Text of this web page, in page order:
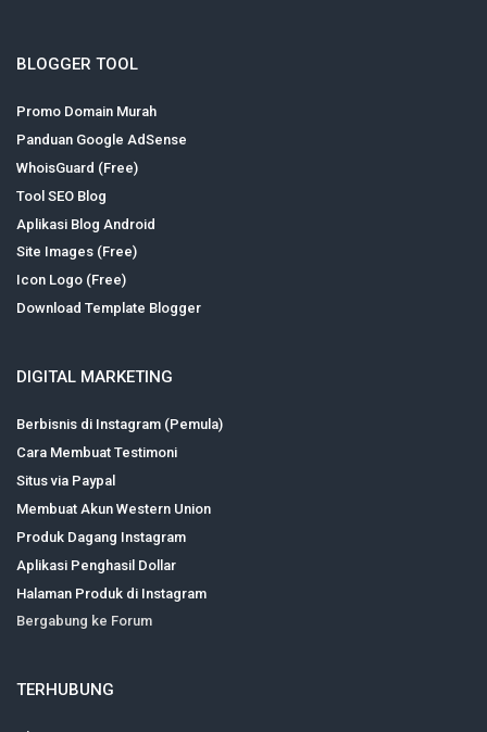
BLOGGER TOOL
Promo Domain Murah
Panduan Google AdSense
WhoisGuard (Free)
Tool SEO Blog
Aplikasi Blog Android
Site Images (Free)
Icon Logo (Free)
Download Template Blogger
DIGITAL MARKETING
Berbisnis di Instagram (Pemula)
Cara Membuat Testimoni
Situs via Paypal
Membuat Akun Western Union
Produk Dagang Instagram
Aplikasi Penghasil Dollar
Halaman Produk di Instagram
Bergabung ke Forum
TERHUBUNG